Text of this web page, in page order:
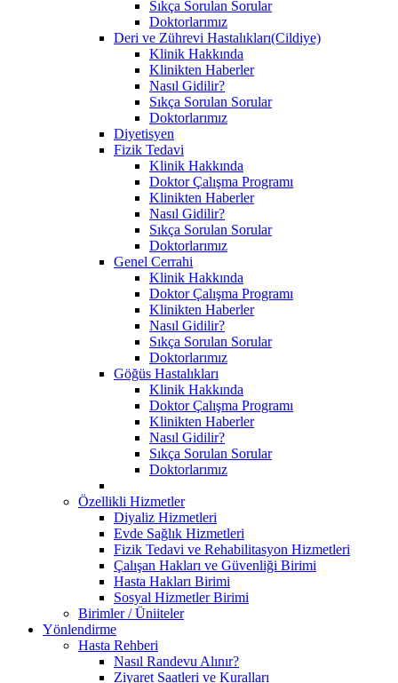
Sıkça Sorulan Sorular
Doktorlarımız
Deri ve Zührevi Hastalıkları(Cildiye)
Klinik Hakkında
Klinikten Haberler
Nasıl Gidilir?
Sıkça Sorulan Sorular
Doktorlarımız
Diyetisyen
Fizik Tedavi
Klinik Hakkında
Doktor Çalışma Programı
Klinikten Haberler
Nasıl Gidilir?
Sıkça Sorulan Sorular
Doktorlarımız
Genel Cerrahi
Klinik Hakkında
Doktor Çalışma Programı
Klinikten Haberler
Nasıl Gidilir?
Sıkça Sorulan Sorular
Doktorlarımız
Göğüs Hastalıkları
Klinik Hakkında
Doktor Çalışma Programı
Klinikten Haberler
Nasıl Gidilir?
Sıkça Sorulan Sorular
Doktorlarımız
Özellikli Hizmetler
Diyaliz Hizmetleri
Evde Sağlık Hizmetleri
Fizik Tedavi ve Rehabilitasyon Hizmetleri
Çalışan Hakları ve Güvenliği Birimi
Hasta Hakları Birimi
Sosyal Hizmetler Birimi
Birimler / Üniiteler
Yönlendirme
Hasta Rehberi
Nasıl Randevu Alınır?
Ziyaret Saatleri ve Kuralları